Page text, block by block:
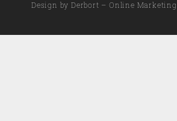
Design by Derbort – Online Marketing